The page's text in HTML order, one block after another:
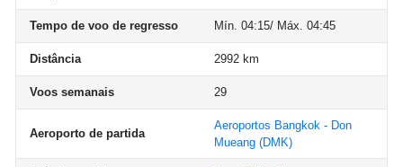
Tempo de voo de regresso Mín. 04:15/ Máx. 04:45
Distância 2992 km
Voos semanais 29
Aeroporto de partida
Aeroportos Bangkok - Don
Mueang (DMK)